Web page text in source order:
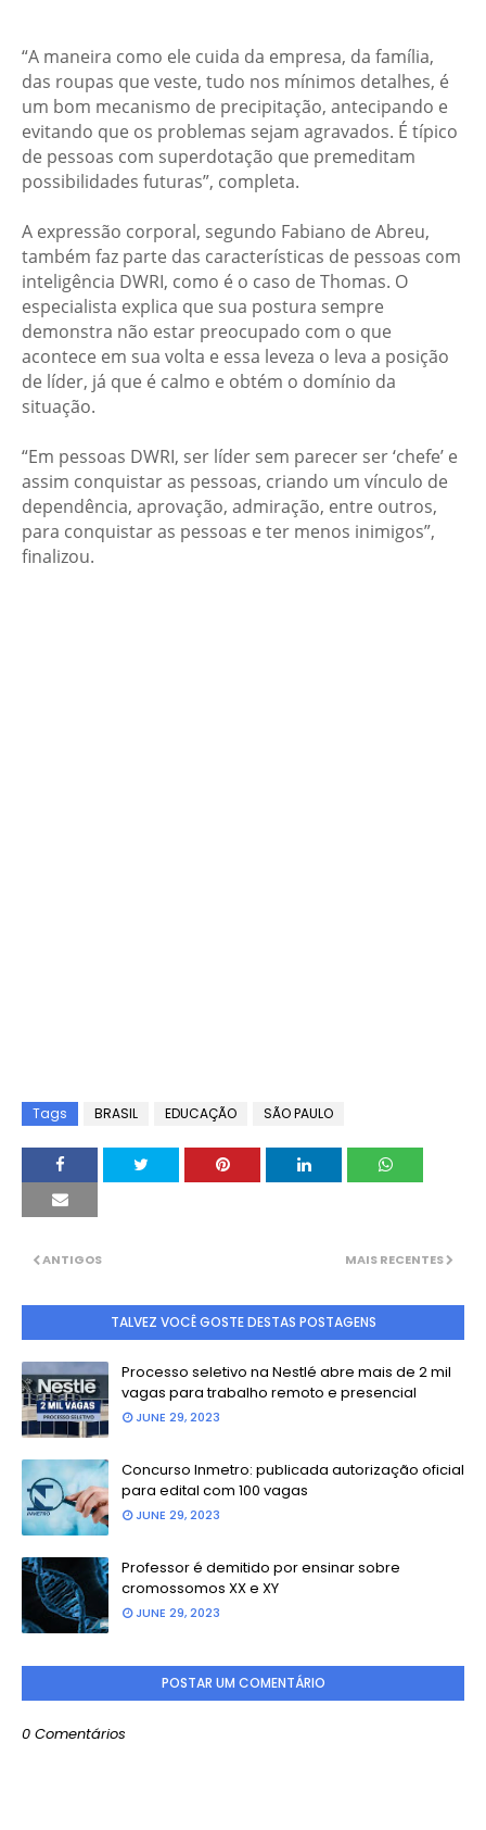
“A maneira como ele cuida da empresa, da família,
das roupas que veste, tudo nos mínimos detalhes, é
um bom mecanismo de precipitação, antecipando e
evitando que os problemas sejam agravados. É típico
de pessoas com superdotação que premeditam
possibilidades futuras”, completa.
A expressão corporal, segundo Fabiano de Abreu,
também faz parte das características de pessoas com
inteligência DWRI, como é o caso de Thomas. O
especialista explica que sua postura sempre
demonstra não estar preocupado com o que
acontece em sua volta e essa leveza o leva a posição
de líder, já que é calmo e obtém o domínio da
situação.
“Em pessoas DWRI, ser líder sem parecer ser ‘chefe’ e
assim conquistar as pessoas, criando um vínculo de
dependência, aprovação, admiração, entre outros,
para conquistar as pessoas e ter menos inimigos”,
finalizou.
Tags BRASIL EDUCAÇÃO SÃO PAULO
MAIS RECENTES
ANTIGOS
TALVEZ VOCÊ GOSTE DESTAS POSTAGENS
Processo seletivo na Nestlé abre mais de 2 mil
vagas para trabalho remoto e presencial
JUNE 29, 2023
Concurso Inmetro: publicada autorização oficial
para edital com 100 vagas
JUNE 29, 2023
Professor é demitido por ensinar sobre
cromossomos XX e XY
JUNE 29, 2023
POSTAR UM COMENTÁRIO
0 Comentários